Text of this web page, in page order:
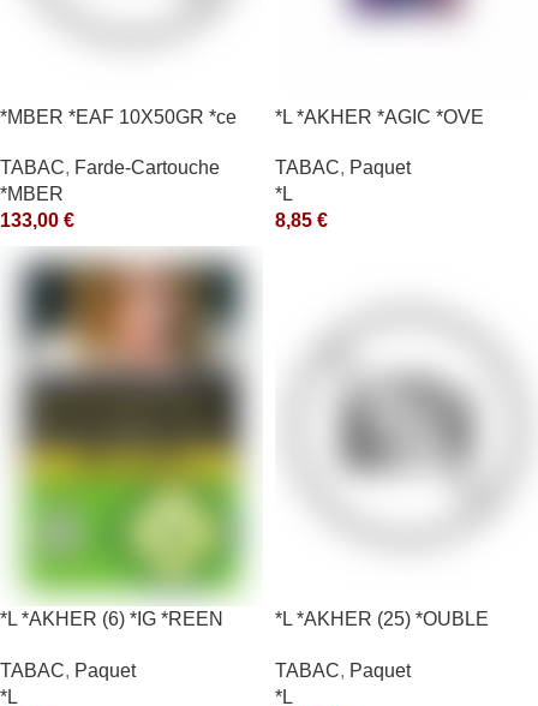
*MBER *EAF 10X50GR *ce
TABAC, Farde-Cartouche
*MBER
133,00 €
*L *AKHER *AGIC *OVE
TABAC, Paquet
*L
8,85 €
*L *AKHER (6) *IG *REEN
TABAC, Paquet
*L
*L *AKHER (25) *OUBLE
TABAC, Paquet
*L